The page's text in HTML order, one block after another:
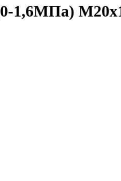
1,6МПа)